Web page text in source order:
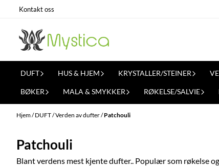
Hopp til innhold
Kontakt oss
DUFT HUS & HJEM KRYSTALLER/STEINER
BØKER MALA & SMYKKER RØKELSE/SALVIE
Hjem/DUFT/Verden av dufter/Patchouli
Patchouli
Blant verdens mest kjente dufter.. Populær som røkelse